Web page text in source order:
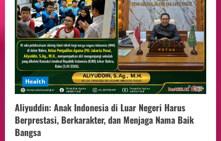
Health
Aliyuddin: Anak Indonesia di Luar Negeri Harus
Berprestasi, Berkarakter, dan Menjaga Nama Baik
Bangsa